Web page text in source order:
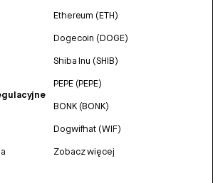
Ethereum (ETH)
Dogecoin (DOGE)
Shiba Inu (SHIB)
PEPE (PEPE)
BONK (BONK)
Dogwifhat (WIF)
Zobacz więcej